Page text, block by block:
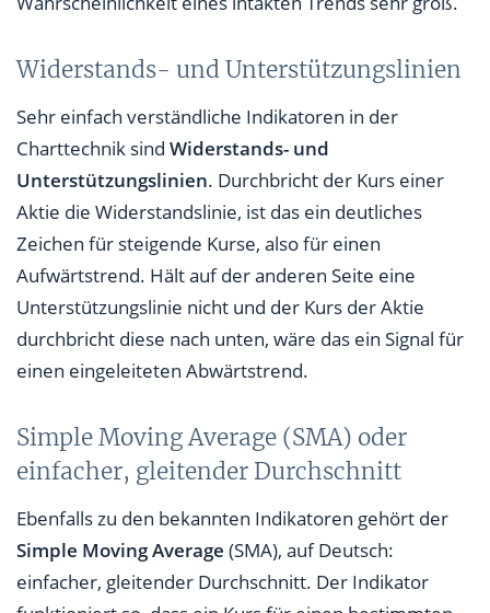
Widerstands- und Unterstützungslinien
Sehr einfach verständliche Indikatoren in der
Charttechnik sind Widerstands- und
Unterstützungslinien. Durchbricht der Kurs einer
Aktie die Widerstandslinie, ist das ein deutliches
Zeichen für steigende Kurse, also für einen
Aufwärtstrend. Hält auf der anderen Seite eine
Unterstützungslinie nicht und der Kurs der Aktie
durchbricht diese nach unten, wäre das ein Signal für
einen eingeleiteten Abwärtstrend.
Simple Moving Average (SMA) oder
einfacher, gleitender Durchschnitt
Ebenfalls zu den bekannten Indikatoren gehört der
Simple Moving Average (SMA), auf Deutsch:
einfacher, gleitender Durchschnitt. Der Indikator